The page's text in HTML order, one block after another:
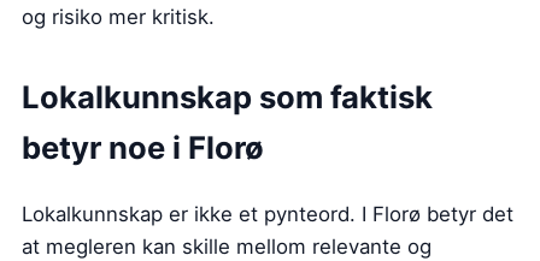
og risiko mer kritisk.
Lokalkunnskap som faktisk
betyr noe i Florø
Lokalkunnskap er ikke et pynteord. I Florø betyr det
at megleren kan skille mellom relevante og